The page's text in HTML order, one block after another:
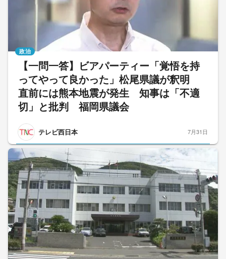
【一問一答】ビアパーティー「覚悟を持
ってやって良かった」松尾県議が釈明
直前には熊本地震が発生 知事は「不適
切」と批判 福岡県議会
テレビ西日本
政治
7月31日